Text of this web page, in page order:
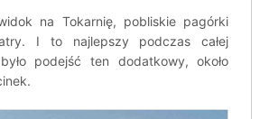
na Tokarnię, pobliskie pagórki
I to najlepszy podczas całej
podejść ten dodatkowy, około